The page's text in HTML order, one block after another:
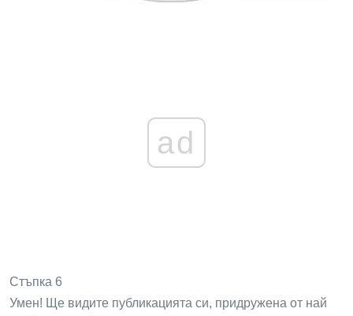
ad
Стъпка 6
Умен! Ще видите публикацията си, придружена от най